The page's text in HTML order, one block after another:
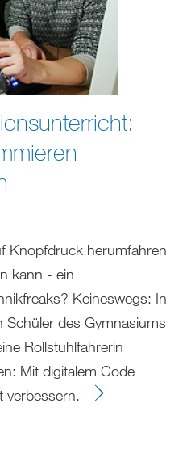
Knopfdruck herumfahren
kann - ein
Keineswegs: In
Schüler des Gymnasiums
Rollstuhlfahrerin
Mit digitalem Code
verbessern.